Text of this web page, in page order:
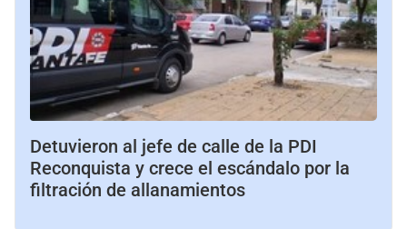
Detuvieron al jefe de calle de la PDI
Reconquista y crece el escándalo por la
filtración de allanamientos